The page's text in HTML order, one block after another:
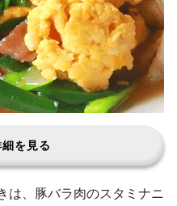
を見る
は、豚バラ肉のスタミナニ